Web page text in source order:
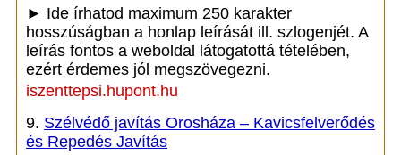
► Ide írhatod maximum 250 karakter
hosszúságban a honlap leírását ill. szlogenjét. A
leírás fontos a weboldal látogatottá tételében,
ezért érdemes jól megszövegezni.
iszenttepsi.hupont.hu
9. Szélvédő javítás Orosháza – Kavicsfelverődés
és Repedés Javítás